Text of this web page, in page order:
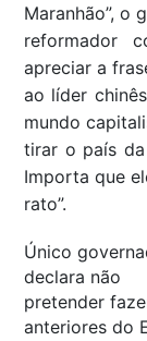
Maranhão”, o
reformador
apreciar a
ao líder
mundo
tirar o país
Importa que
rato”.
Único
declara não
pretender
anteriores do